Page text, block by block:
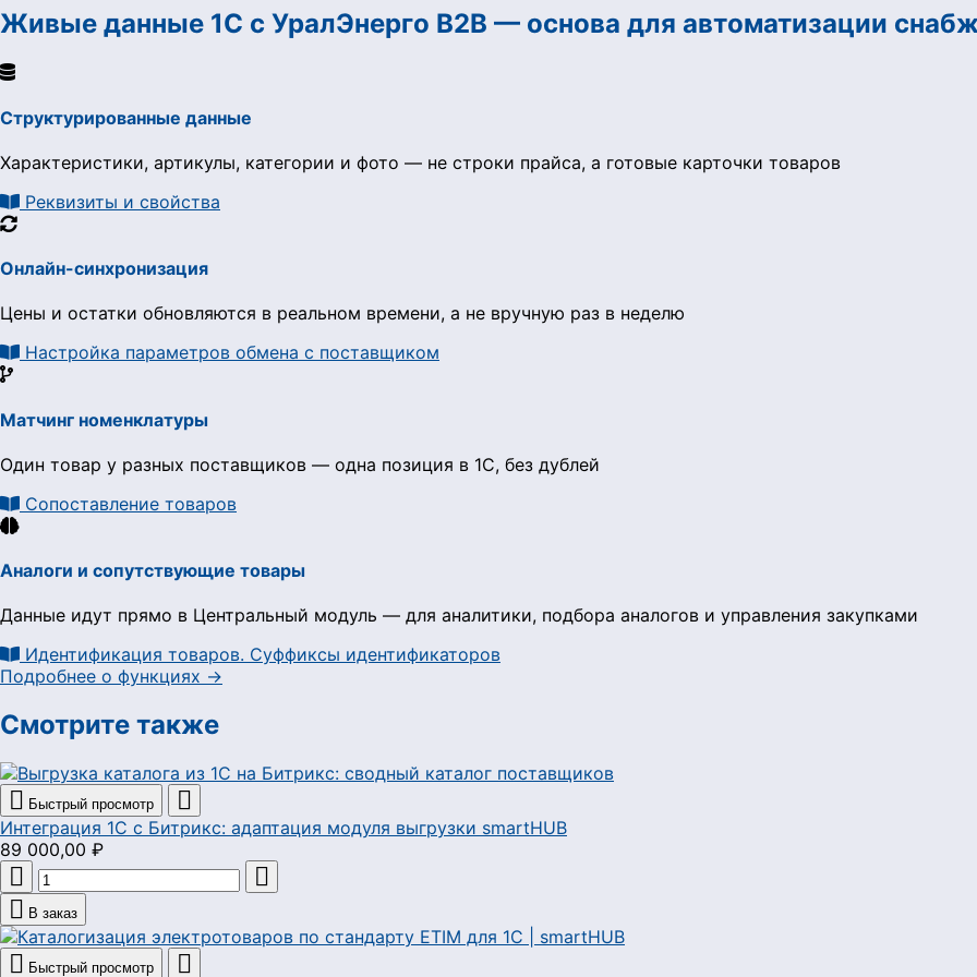
Живые данные 1С с УралЭнерго B2B — основа для автоматизации
Структурированные данные
Характеристики, артикулы, категории и фото — не строки прайса, а готовые карточки товаров
Реквизиты и свойства
Онлайн-синхронизация
Цены и остатки обновляются в реальном времени, а не вручную раз в неделю
Настройка параметров обмена с поставщиком
Матчинг номенклатуры
Один товар у разных поставщиков — одна позиция в 1С, без дублей
Сопоставление товаров
Аналоги и сопутствующие товары
Данные идут прямо в Центральный модуль — для аналитики, подбора аналогов и управления закупками
Идентификация товаров. Суффиксы идентификаторов
Подробнее о функциях →
Смотрите также
 Быстрый просмотр 
Интеграция 1С с Битрикс: адаптация модуля выгрузки smartHUB
89 000,00 ₽


 В заказ
 Быстрый просмотр 